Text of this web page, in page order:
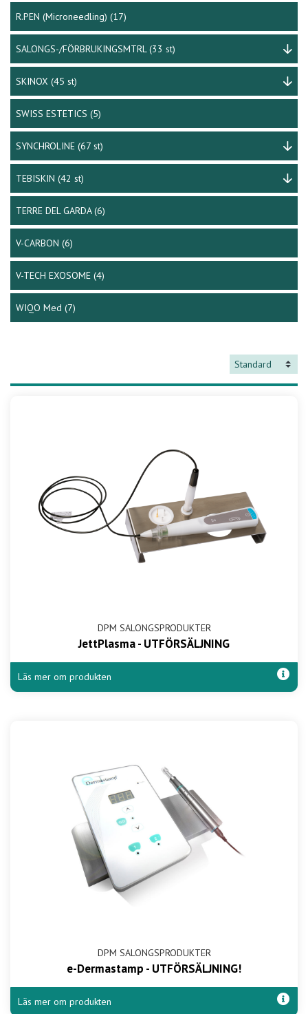
R.PEN (Microneedling)(17)
SALONGS-/FÖRBRUKINGSMTRL (33 st)
SKINOX (45 st)
SWISS ESTETICS(5)
SYNCHROLINE (67 st)
TEBISKIN (42 st)
TERRE DEL GARDA(6)
V-CARBON(6)
V-TECH EXOSOME(4)
WIQO Med(7)
DPM SALONGSPRODUKTER
JettPlasma - UTFÖRSÄLJNING
Läs mer om produkten
DPM SALONGSPRODUKTER
e-Dermastamp - UTFÖRSÄLJNING!
Läs mer om produkten